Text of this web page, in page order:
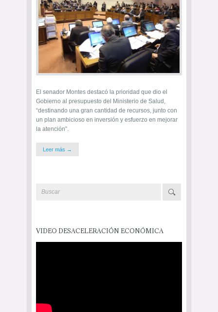
El senador Montes destacó la prioridad que dio el
Gobierno al presupuesto del Ministerio de Salud,
“destinando una gran cantidad de recursos, junto con
un plan ambicioso en inversión y esfuerzo en mejorar
la atención”.
Leer más →
VIDEO DESACELERACIÓN ECONÓMICA